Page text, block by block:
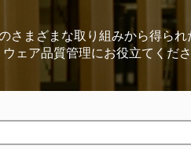
さまざまな取り組みから得られ
ウェア品質管理にお役立てくださ